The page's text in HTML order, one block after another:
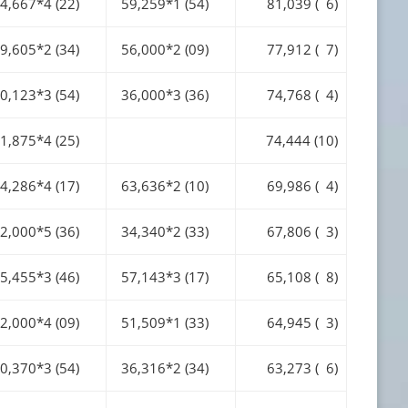
(22) 59,259*1 (54) 81,039 ( 6)
(34) 56,000*2 (09) 77,912 ( 7)
(54) 36,000*3 (36) 74,768 ( 4)
(25) 74,444 (10)
(17) 63,636*2 (10) 69,986 ( 4)
(36) 34,340*2 (33) 67,806 ( 3)
(46) 57,143*3 (17) 65,108 ( 8)
(09) 51,509*1 (33) 64,945 ( 3)
(54) 36,316*2 (34) 63,273 ( 6)